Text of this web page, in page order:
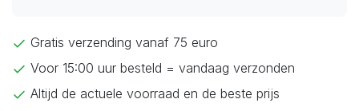
Gratis verzending vanaf 75 euro
Voor 15:00 uur besteld = vandaag verzonden
Altijd de actuele voorraad en de beste prijs